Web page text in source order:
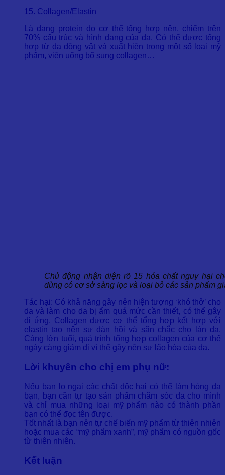
15. Collagen/Elastin
Là dạng protein do cơ thể tổng hợp nên, chiếm trên
70% cấu trúc và hình dạng của da. Có thế được tổng
hợp từ da động vật và xuất hiện trong một số loại mỹ
phẩm, viên uống bổ sung collagen…
Chủ động nhận diện rõ 15 hóa chất nguy hại
dùng có cơ sở sàng lọc và loại bỏ các sản phẩm
Tác hại: Có khả năng gây nên hiện tượng ‘khó thở’ cho
da và làm cho da bị ẩm quá mức cần thiết, có thể gây
dị ứng. Collagen được cơ thể tổng hợp kết hợp với
elastin tạo nên sự đàn hồi và săn chắc cho làn da.
Càng lớn tuổi, quá trình tổng hợp collagen của cơ thể
ngày càng giảm đi vì thế gây nên sự lão hóa của da.
Lời khuyên cho chị em phụ nữ:
Nếu bạn lo ngại các chất độc hại có thể làm hỏng da
bạn, bạn cần tự tạo sản phẩm chăm sóc da cho mình
và chỉ mua những loại mỹ phẩm nào có thành phần
bạn có thể đọc tên được.
Tốt nhất là bạn nên tự chế biến mỹ phẩm từ thiên nhiên
hoặc mua các “mỹ phẩm xanh”, mỹ phẩm có nguồn gốc
từ thiên nhiên.
Kết luận